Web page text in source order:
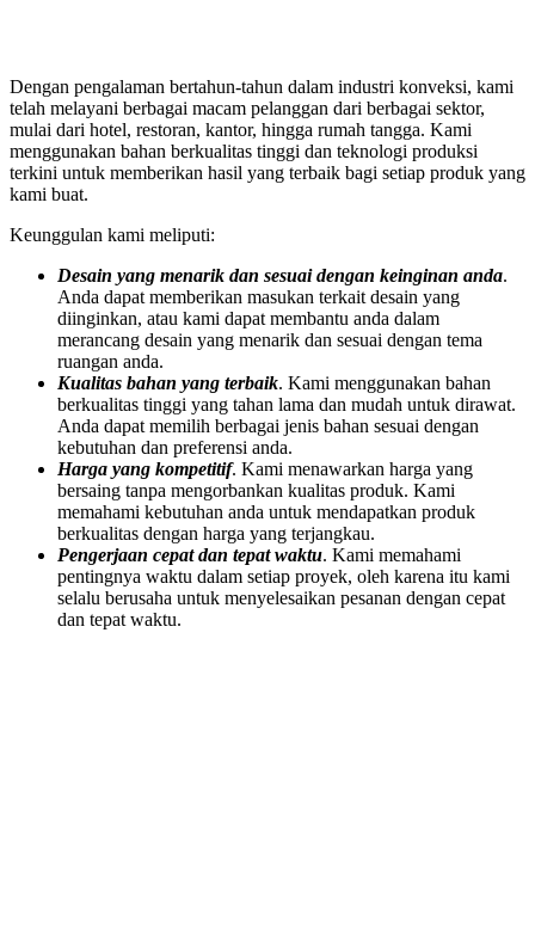
Dengan pengalaman bertahun-tahun dalam industri konveksi, kami
telah melayani berbagai macam pelanggan dari berbagai sektor,
mulai dari hotel, restoran, kantor, hingga rumah tangga. Kami
menggunakan bahan berkualitas tinggi dan teknologi produksi
terkini untuk memberikan hasil yang terbaik bagi setiap produk yang
kami buat.
Keunggulan kami meliputi:
Desain yang menarik dan sesuai dengan keinginan anda.
Anda dapat memberikan masukan terkait desain yang
diinginkan, atau kami dapat membantu anda dalam
merancang desain yang menarik dan sesuai dengan tema
ruangan anda.
Kualitas bahan yang terbaik. Kami menggunakan bahan
berkualitas tinggi yang tahan lama dan mudah untuk dirawat.
Anda dapat memilih berbagai jenis bahan sesuai dengan
kebutuhan dan preferensi anda.
Harga yang kompetitif. Kami menawarkan harga yang
bersaing tanpa mengorbankan kualitas produk. Kami
memahami kebutuhan anda untuk mendapatkan produk
berkualitas dengan harga yang terjangkau.
Pengerjaan cepat dan tepat waktu. Kami memahami
pentingnya waktu dalam setiap proyek, oleh karena itu kami
selalu berusaha untuk menyelesaikan pesanan dengan cepat
dan tepat waktu.